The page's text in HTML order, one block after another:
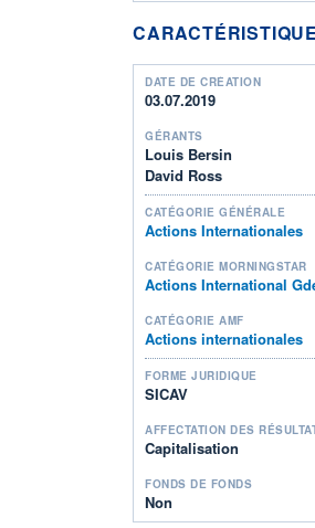
DATE DE CRÉATION
03.07.2019
GÉRANTS
Louis Bersin
David Ross
CATÉGORIE GÉNÉRALE
Actions Internationales
CATÉGORIE MORNINGSTAR
Actions International
CATÉGORIE AMF
Actions internationales
FORME JURIDIQUE
SICAV
AFFECTATION DES
Capitalisation
FONDS DE FONDS
Non